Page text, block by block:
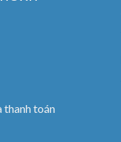
thanh toán